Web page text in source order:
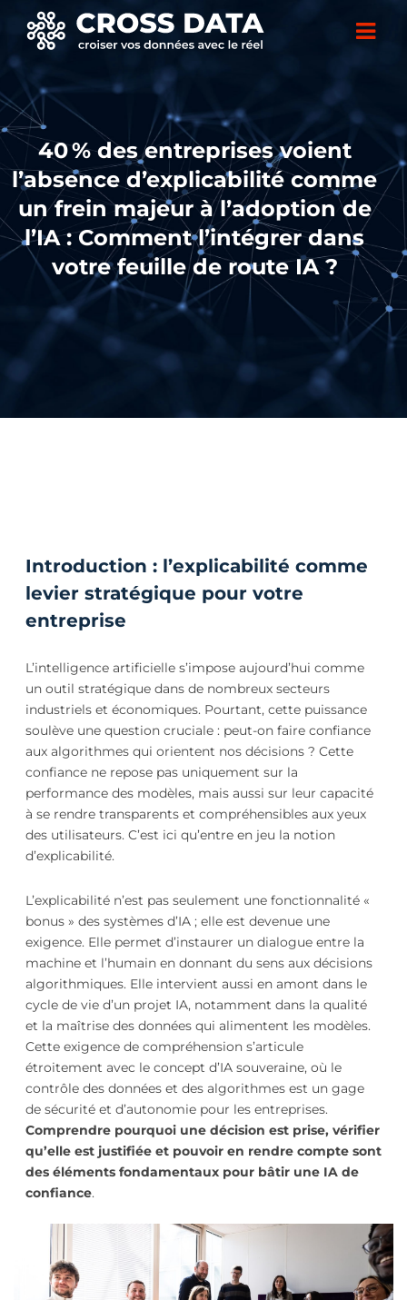
40 % des entreprises voient
l’absence d’explicabilité comme
un frein majeur à l’adoption de
l’IA : Comment l’intégrer dans
votre feuille de route IA ?
Introduction : l’explicabilité comme
levier stratégique pour votre
entreprise
L’intelligence artificielle s’impose aujourd’hui comme
un outil stratégique dans de nombreux secteurs
industriels et économiques. Pourtant, cette puissance
soulève une question cruciale : peut-on faire confiance
aux algorithmes qui orientent nos décisions ? Cette
confiance ne repose pas uniquement sur la
performance des modèles, mais aussi sur leur capacité
à se rendre transparents et compréhensibles aux yeux
des utilisateurs. C’est ici qu’entre en jeu la notion
d’explicabilité.
L’explicabilité n’est pas seulement une fonctionnalité «
bonus » des systèmes d’IA ; elle est devenue une
exigence. Elle permet d’instaurer un dialogue entre la
machine et l’humain en donnant du sens aux décisions
algorithmiques. Elle intervient aussi en amont dans le
cycle de vie d’un projet IA, notamment dans la qualité
et la maîtrise des données qui alimentent les modèles.
Cette exigence de compréhension s’articule
étroitement avec le concept d’IA souveraine, où le
contrôle des données et des algorithmes est un gage
de sécurité et d’autonomie pour les entreprises.
Comprendre pourquoi une décision est prise, vérifier
qu’elle est justifiée et pouvoir en rendre compte sont
des éléments fondamentaux pour bâtir une IA de
confiance.